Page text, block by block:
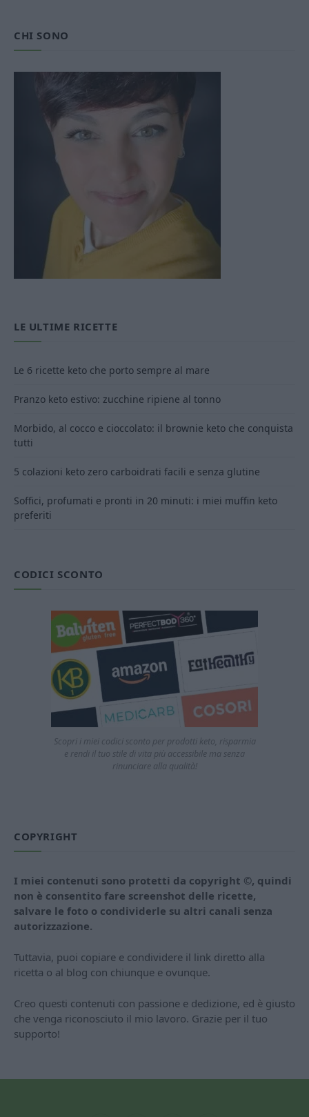
CHI SONO
LE ULTIME RICETTE
Le 6 ricette keto che porto sempre al mare
Pranzo keto estivo: zucchine ripiene al tonno
Morbido, al cocco e cioccolato: il brownie keto che conquista
tutti
5 colazioni keto zero carboidrati facili e senza glutine
Soffici, profumati e pronti in 20 minuti: i miei muffin keto
preferiti
CODICI SCONTO
Scopri i miei codici sconto per prodotti keto, risparmia
e rendi il tuo stile di vita più accessibile ma senza
rinunciare alla qualità!
COPYRIGHT
I miei contenuti sono protetti da copyright ©, quindi
non è consentito fare screenshot delle ricette,
salvare le foto o condividerle su altri canali senza
autorizzazione.
Tuttavia, puoi copiare e condividere il link diretto alla
ricetta o al blog con chiunque e ovunque.
Creo questi contenuti con passione e dedizione, ed è giusto
che venga riconosciuto il mio lavoro. Grazie per il tuo
supporto!